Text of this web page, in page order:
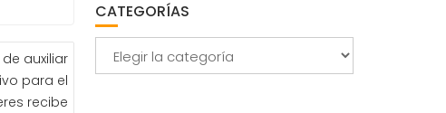
auxiliar
para el
recibe
CATEGORÍAS